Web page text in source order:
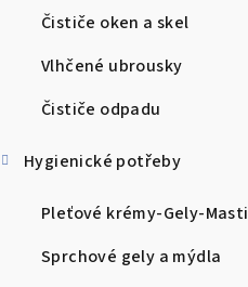
Čističe oken a skel
Vlhčené ubrousky
Čističe odpadu
Hygienické potřeby
Pleťové krémy-Gely-Masti
Sprchové gely a mýdla